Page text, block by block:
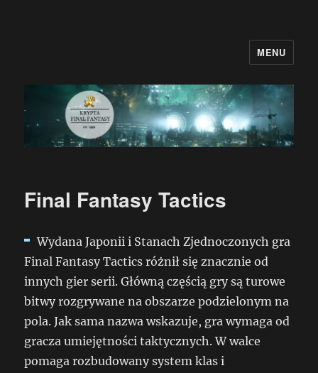
MENU
Final Fantasy Tactics
Wydana Japonii i Stanach Zjednoczonych gra
Final Fantasy Tactics różnił się znacznie od
innych gier serii. Główną częścią gry są turowe
bitwy rozgrywane na obszarze podzielonym na
pola. Jak sama nazwa wskazuje, gra wymaga od
gracza umiejętności taktycznych. W walce
pomaga rozbudowany system klas i